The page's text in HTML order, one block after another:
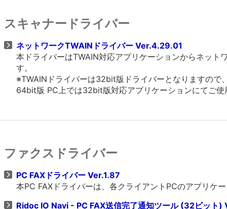
スキャナードライバー
ネットワークTWAINドライバー Ver.4.29.01
本ドライバーはTWAIN対応アプリケーションからネッ
す。
※TWAINドライバーは32bit版ドライバーとなりますの
64bit版 PC上では32bit版対応アプリケーションにてご使
ファクスドライバー
PC FAXドライバー Ver.1.87
本PC FAXドライバーは、各クライアントPCのアプリケ
Ridoc IO Navi - PC FAX送信完了通知ツール (32ビット